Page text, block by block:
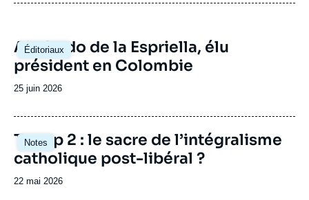
accessibles.
Éditoriaux
Image
principale
Abelardo de la Espriella, élu
président en Colombie
Date
publication
25 juin 2026
Notes
Image
principale
Trump 2 : le sacre de l’intégralisme
catholique post-libéral ?
Date
22 mai 2026